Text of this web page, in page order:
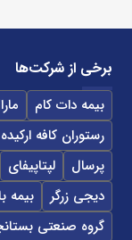
برخی از شرکت‌ها
بیمه دات کام
رستوران کافه ارکیده
پرسال
لپتاپیفای
دیجی زرگر
بیمه
گروه صنعتی